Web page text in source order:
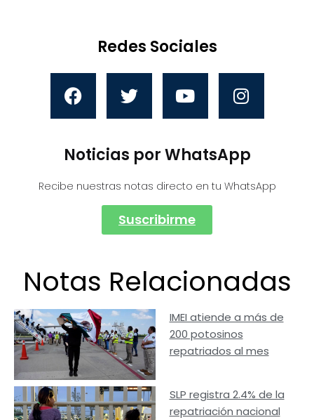
Redes Sociales
Noticias por WhatsApp
Recibe nuestras notas directo en tu WhatsApp
Suscribirme
Notas Relacionadas
IMEI atiende a más de
200 potosinos
repatriados al mes
SLP registra 2.4% de la
repatriación nacional